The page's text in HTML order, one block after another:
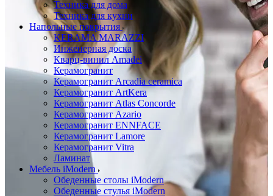
Техника для дома
Техника для кухни
Напольные покрытия
KERAMA MARAZZI
Инженерная доска
Кварц-винил Amadei
Керамогранит
Керамогранит Arcadia ceramica
Керамогранит ArtKera
Керамогранит Atlas Concorde
Керамогранит Azario
Керамогранит ENNFACE
Керамогранит Lamore
Керамогранит Vitra
Ламинат
Мебель iModern
Обеденные столы iModern
Обеденные стулья iModern